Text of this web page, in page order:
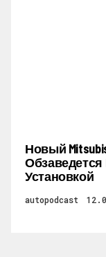
Новый
Установкой
autopodcast